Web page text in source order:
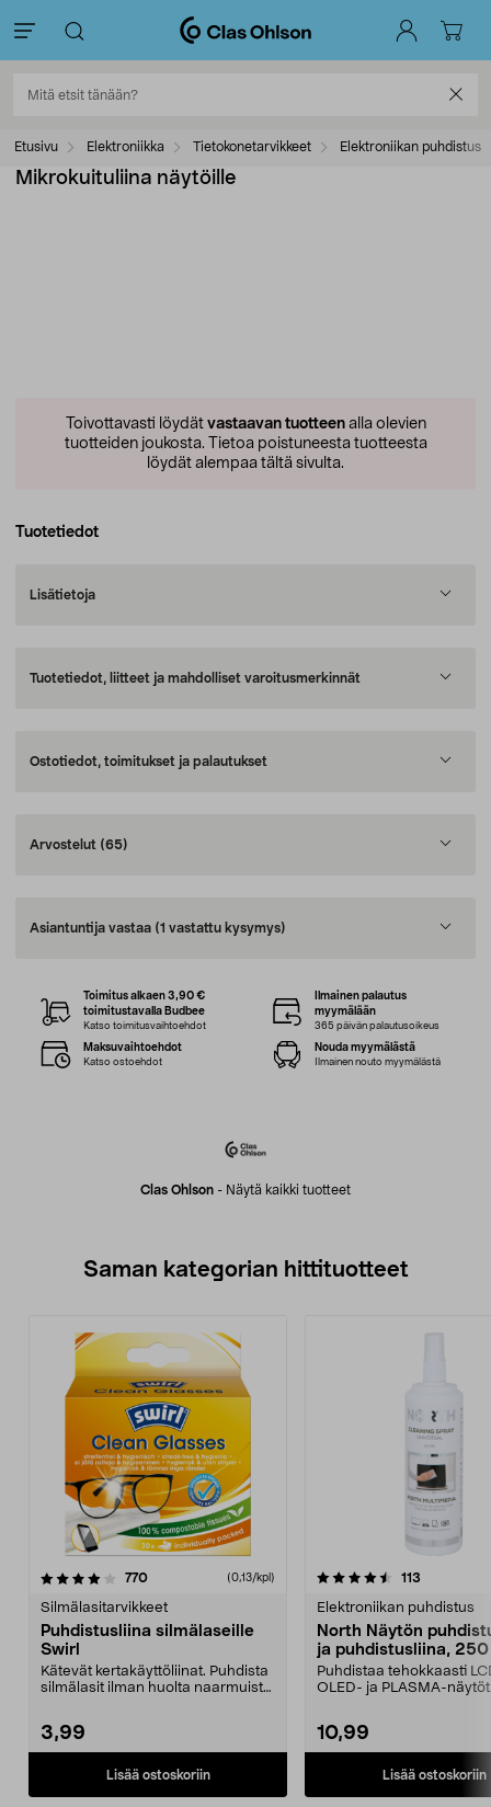
Etusivu Elektroniikka Tietokonetarvikkeet Elektroniikan puhdistus
Mikrokuituliina näytöille
Toivottavasti löydät vastaavan tuotteenalla olevien
tuotteiden joukosta. Tietoa poistuneesta tuotteesta
löydät alempaa tältä sivulta.
Tuotetiedot
Lisätietoja
Tuotetiedot, liitteet ja mahdolliset varoitusmerkinnät
Ostotiedot, toimitukset ja palautukset
Arvostelut (65)
Asiantuntija vastaa (1 vastattu kysymys)
Clas Ohlson - Näytä kaikki tuotteet
Toimitus alkaen 3,90 €
toimitustavalla Budbee
Katso toimitusvaihtoehdot
Ilmainen palautus
myymälään
365 päivän palautusoikeus
Maksuvaihtoehdot
Katso ostoehdot
Nouda myymälästä
Ilmainen nouto myymälästä
Saman kategorian hittituotteet
770arvostelut (0,13/kpl)
Silmälasitarvikkeet
Puhdistusliina silmälaseille
Swirl
Kätevät kertakäyttöliinat. Puhdista
silmälasit ilman huolta naarmuista
3,99
Lisää ostoskoriin
4.5 viidestä
113
Elektroniikan puhdistus
North Näytön
ja puhdistusliina,
Puhdistaa tehokkaasti
OLED- ja PLASMA-
10,99
Lisää ostoskoriin
4.0 viidestä